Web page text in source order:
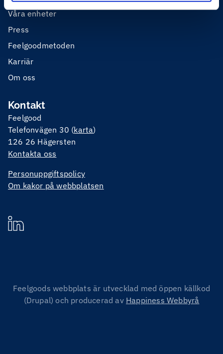
Våra enheter
Press
Feelgoodmetoden
Karriär
Om oss
Kontakt
Feelgood
Telefonvägen 30 (karta)
126 26 Hägersten
Kontakta oss
Personuppgiftspolicy
Om kakor på webbplatsen
Feelgoods webbplats är utvecklad med öppen källkod
(Drupal) och producerad av Happiness Webbyrå